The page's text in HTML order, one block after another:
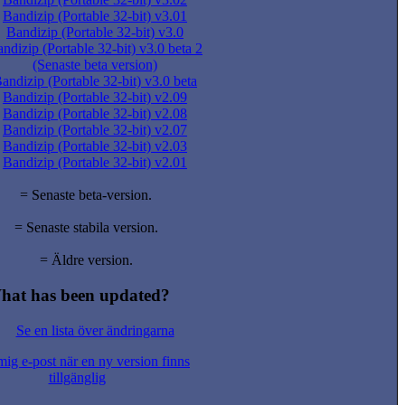
Bandizip (Portable 32-bit) v3.01
Bandizip (Portable 32-bit) v3.0
(Portable 32-bit) v3.0 beta 2
(Senaste beta version)
(Portable 32-bit) v3.0 beta
Bandizip (Portable 32-bit) v2.09
Bandizip (Portable 32-bit) v2.08
Bandizip (Portable 32-bit) v2.07
Bandizip (Portable 32-bit) v2.03
Bandizip (Portable 32-bit) v2.01
= Senaste beta-version.
= Senaste stabila version.
= Äldre version.
has been updated?
Se en lista över ändringarna
e-post när en ny version finns
tillgänglig